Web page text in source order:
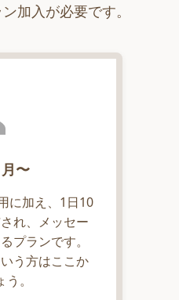
加入が必要です。
〜
に加え、1日10
れ、メッセー
プランです。
う方はここか
。